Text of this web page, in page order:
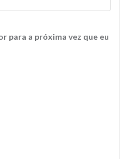
para a próxima vez que eu